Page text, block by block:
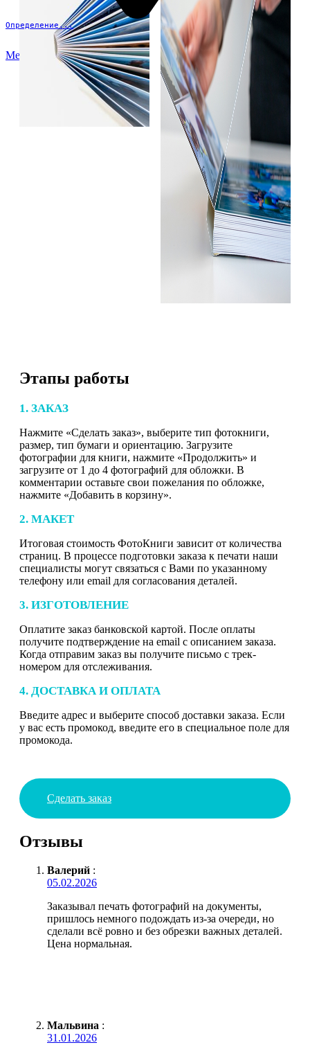
Определение...
Меню
Этапы работы
1. ЗАКАЗ
Нажмите «Сделать заказ», выберите тип фотокниги,
размер, тип бумаги и ориентацию. Загрузите
фотографии для книги, нажмите «Продолжить» и
загрузите от 1 до 4 фотографий для обложки. В
комментарии оставьте свои пожелания по обложке,
нажмите «Добавить в корзину».
2. МАКЕТ
Итоговая стоимость ФотоКниги зависит от количества
страниц. В процессе подготовки заказа к печати наши
специалисты могут связаться с Вами по указанному
телефону или email для согласования деталей.
3. ИЗГОТОВЛЕНИЕ
Оплатите заказ банковской картой. После оплаты
получите подтверждение на email с описанием заказа.
Когда отправим заказ вы получите письмо с трек-
номером для отслеживания.
4. ДОСТАВКА И ОПЛАТА
Введите адрес и выберите способ доставки заказа. Если
у вас есть промокод, введите его в специальное поле для
промокода.
Сделать заказ
Отзывы
Валерий :
05.02.2026
Заказывал печать фотографий на документы,
пришлось немного подождать из-за очереди, но
сделали всё ровно и без обрезки важных деталей.
Цена нормальная.
Мальвина :
31.01.2026